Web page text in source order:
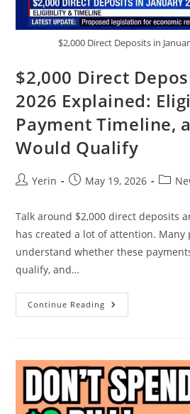
$2,000 Direct Deposits in
$2,000 Direct
2026 Explained:
Payment Timeline,
Would Qualify
PostYerin
PostMay 19, 2026
Post
Talk around $2,000 direct deposits
has created a lot of attention.
understand whether these
qualify, and…
Continue Reading $2,000
Direct
Explained:
Eligibility
Rules,
Payment
Timeline,